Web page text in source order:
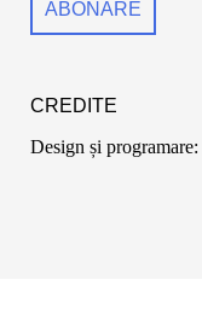
CREDITE
Design și programare: